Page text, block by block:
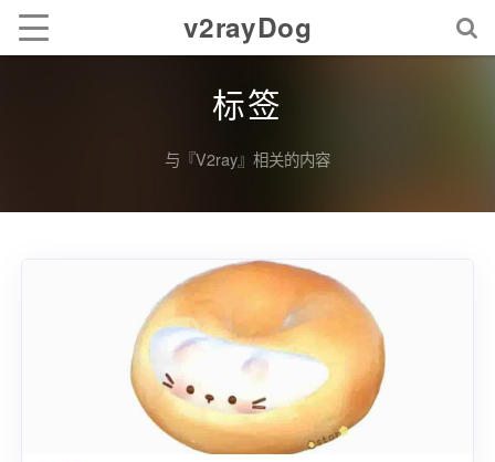
v2rayDog
标签
与『V2ray』相关的内容